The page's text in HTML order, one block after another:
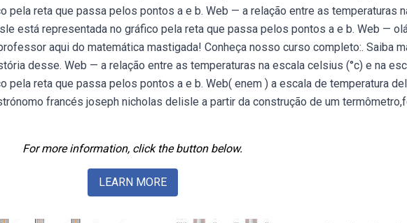
pela reta que passa pelos pontos a e b. Web — a relação entre as temperaturas
está representada no gráfico pela reta que passa pelos pontos a e b. Web —
aqui do matemática mastigada! Conheça nosso curso completo:. Saiba
desse. Web — a relação entre as temperaturas na escala celsius (°c) e na
pela reta que passa pelos pontos a e b. Web( enem ) a escala de temperatura
francés joseph nicholas delisle a partir da construção de um
For more information, click the button below.
LEARN MORE